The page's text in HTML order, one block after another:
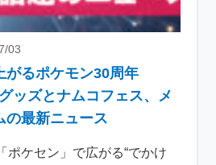
03
がるポケモン30周年
ッズとナムコフェス、メ
の最新ニュース
ポケセン」で広がる“でかけ